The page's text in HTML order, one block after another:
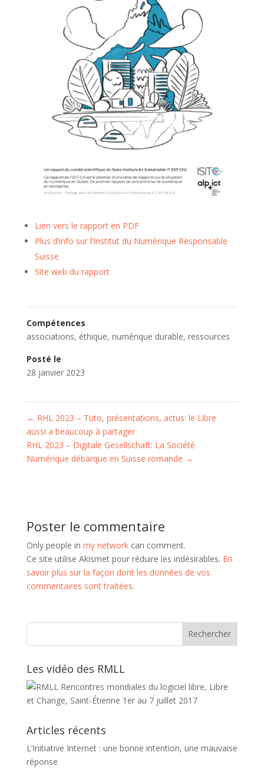
Lien vers le rapport en PDF
Plus d’info sur l’Institut du Numérique Responsable
Suisse
Site web du rapport
Compétences
associations, éthique, numérique durable, ressources
Posté le
28 janvier 2023
← RHL 2023 – Tuto, présentations, actus: le Libre
aussi a beaucoup à partager
RHL 2023 – Digitale Gesellschaft: La Société
Numérique débarque en Suisse romande →
Poster le commentaire
Only people in my networkcan comment.
Ce site utilise Akismet pour réduire les indésirables. En
savoir plus sur la façon dont les données de vos
commentaires sont traitées.
Les vidéo des RMLL
Articles récents
L’Initiative Internet : une bonne intention, une mauvaise
réponse